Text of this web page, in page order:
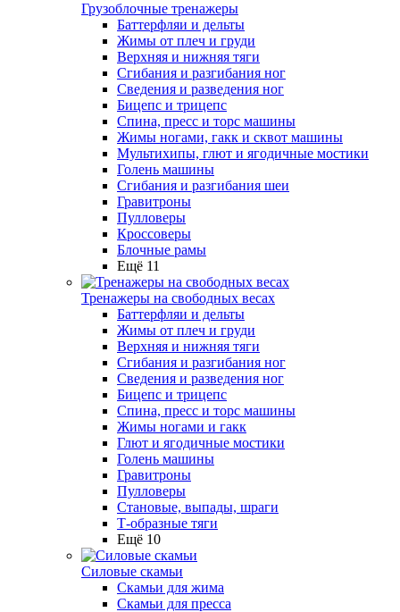
Грузоблочные тренажеры
Баттерфляи и дельты
Жимы от плеч и груди
Верхняя и нижняя тяги
Сгибания и разгибания ног
Сведения и разведения ног
Бицепс и трицепс
Спина, пресс и торс машины
Жимы ногами, гакк и сквот машины
Мультихипы, глют и ягодичные мостики
Голень машины
Сгибания и разгибания шеи
Гравитроны
Пулловеры
Кроссоверы
Блочные рамы
Ещё 11
Тренажеры на свободных весах
Баттерфляи и дельты
Жимы от плеч и груди
Верхняя и нижняя тяги
Сгибания и разгибания ног
Сведения и разведения ног
Бицепс и трицепс
Спина, пресс и торс машины
Жимы ногами и гакк
Глют и ягодичные мостики
Голень машины
Гравитроны
Пулловеры
Становые, выпады, шраги
Т-образные тяги
Ещё 10
Силовые скамьи
Скамьи для жима
Скамьи для пресса